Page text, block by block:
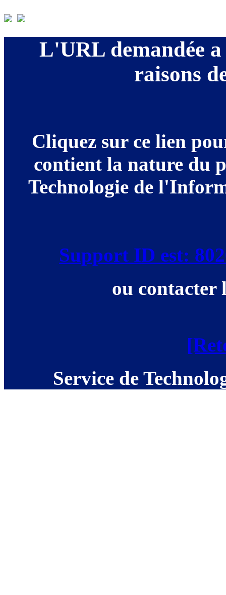
L'URL demandée a
raisons
Cliquez sur ce lien
contient la nature du
Technologie de
Support ID est:
ou contacter
Service de